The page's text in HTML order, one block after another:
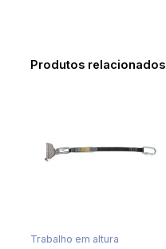
Produtos relacionados
Trabalho em altura